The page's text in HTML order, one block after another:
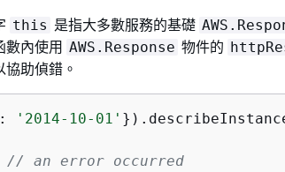
this 是指大多數服務的基礎
數內使用 AWS.Response 物件的
助偵錯。
: '2014-10-01'
// an error occurred